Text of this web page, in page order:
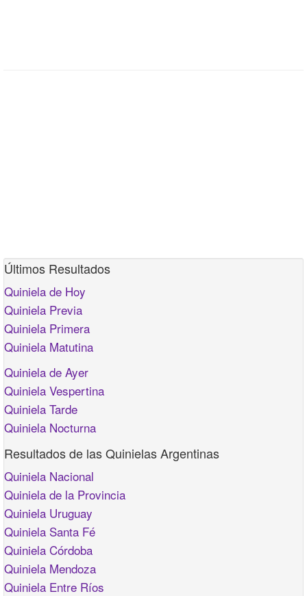
Últimos Resultados
Quiniela de Hoy
Quiniela Previa
Quiniela Primera
Quiniela Matutina
Quiniela de Ayer
Quiniela Vespertina
Quiniela Tarde
Quiniela Nocturna
Resultados de las Quinielas Argentinas
Quiniela Nacional
Quiniela de la Provincia
Quiniela Uruguay
Quiniela Santa Fé
Quiniela Córdoba
Quiniela Mendoza
Quiniela Entre Ríos